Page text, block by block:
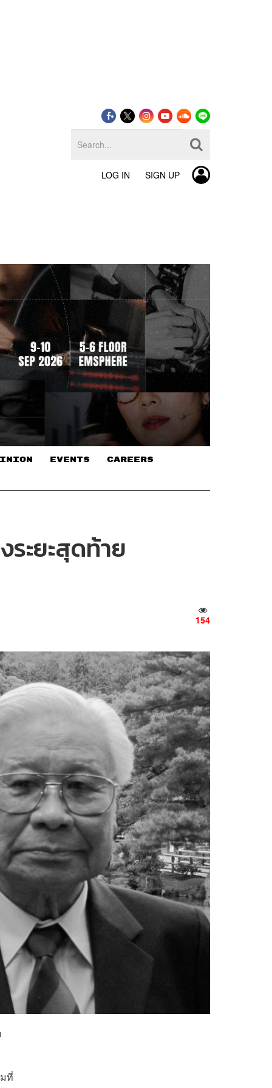
LOG IN SIGN UP
EVENTS CAREERS
ระยะสุดท้าย
154
ที่